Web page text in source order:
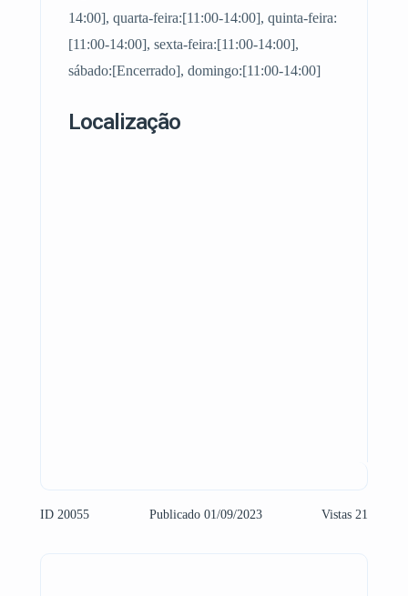
14:00], quarta-feira:[11:00-14:00], quinta-feira:
[11:00-14:00], sexta-feira:[11:00-14:00],
sábado:[Encerrado], domingo:[11:00-14:00]
Localização
ID 20055 Publicado 01/09/2023 Vistas 21